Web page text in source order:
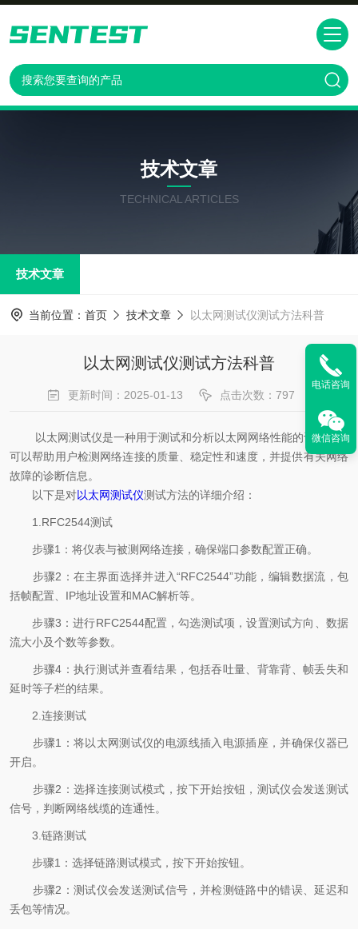
技术文章
TECHNICAL ARTICLES
技术文章
当前位置： 首页 技术文章 以太网测试仪测试方法科普
以太网测试仪测试方法科普
更新时间：2025-01-13 点击次数：797
以太网测试仪是一种用于测试和分析以太网网络性能的设备，它
可以帮助用户检测网络连接的质量、稳定性和速度，并提供有关网络
故障的诊断信息。
以下是对以太网测试仪测试方法的详细介绍：
1.RFC2544测试
步骤1：将仪表与被测网络连接，确保端口参数配置正确。
步骤2：在主界面选择并进入“RFC2544”功能，编辑数据流，包
括帧配置、IP地址设置和MAC解析等。
步骤3：进行RFC2544配置，勾选测试项，设置测试方向、数据
流大小及个数等参数。
步骤4：执行测试并查看结果，包括吞吐量、背靠背、帧丢失和
延时等子栏的结果。
2.连接测试
步骤1：将以太网测试仪的电源线插入电源插座，并确保仪器已
开启。
步骤2：选择连接测试模式，按下开始按钮，测试仪会发送测试
信号，判断网络线缆的连通性。
3.链路测试
步骤1：选择链路测试模式，按下开始按钮。
步骤2：测试仪会发送测试信号，并检测链路中的错误、延迟和
丢包等情况。
电话咨询
微信咨询